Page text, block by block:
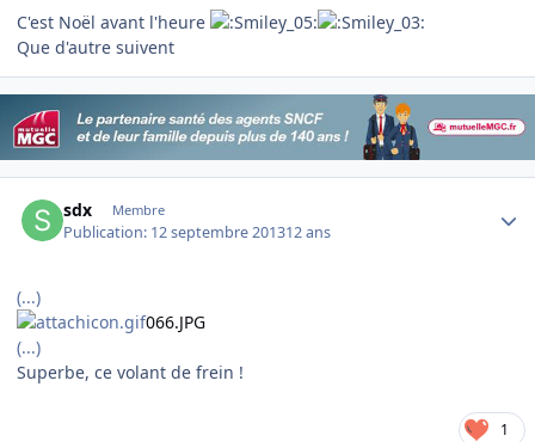
C'est Noël avant l'heure
Que d'autre suivent
sdx Membre
Publication: 12 septembre 201312 ans
(...)
066.JPG
(...)
Superbe, ce volant de frein !
1